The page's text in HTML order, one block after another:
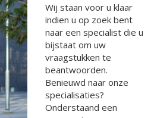
Wij staan voor u klaar
indien u op zoek bent
naar een specialist die u
bijstaat om uw
vraagstukken te
beantwoorden.
Benieuwd naar onze
specialisaties?
Onderstaand een